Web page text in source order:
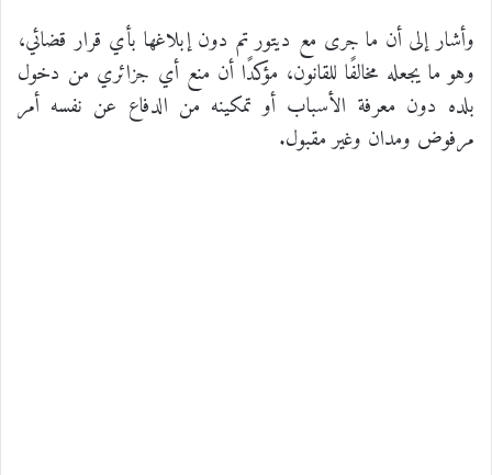
وأشار إلى أن ما جرى مع ديتور تم دون إبلاغها بأي قرار قضائي،
وهو ما يجعله مخالفًا للقانون، مؤكدًا أن منع أي جزائري من دخول
بلده دون معرفة الأسباب أو تمكينه من الدفاع عن نفسه أمر
مرفوض ومدان وغير مقبول.